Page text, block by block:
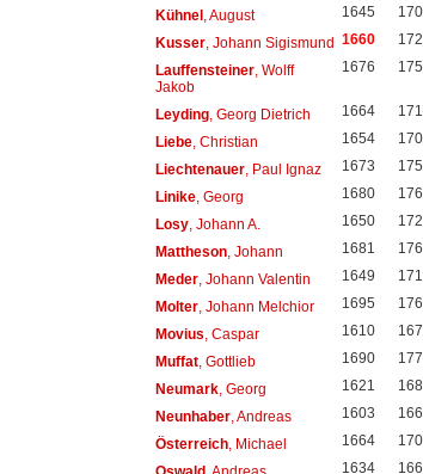
Kühnel, August 1645
Kusser, Johann Sigismund 1660
Lauffensteiner, Wolff
Jakob
1676
Leyding, Georg Dietrich 1664
Liebe, Christian 1654
Liechtenauer, Paul Ignaz 1673
Linike, Georg 1680
Losy, Johann A. 1650
Mattheson, Johann 1681
Meder, Johann Valentin 1649
Molter, Johann Melchior 1695
Movius , Caspar 1610
Muffat, Gottlieb 1690
Neumark, Georg 1621
Neunhaber, Andreas 1603
Österreich, Michael 1664
1634